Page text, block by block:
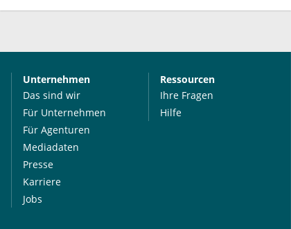
Unternehmen
Das sind wir
Für Unternehmen
Für Agenturen
Mediadaten
Presse
Karriere
Jobs
Ressourcen
Ihre Fragen
Hilfe